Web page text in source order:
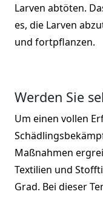
Larven abtöten.
es, die Larven
und fortpflanzen.
Werden Sie
Um einen vollen
Maßnahmen
Textilien und
Grad. Bei dieser